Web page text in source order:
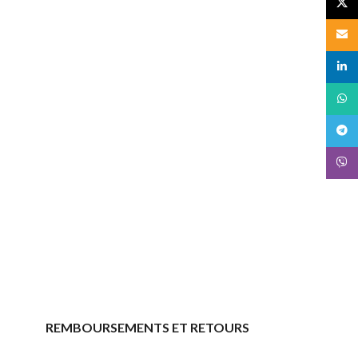
REMBOURSEMENTS ET RETOURS
Email
Viber